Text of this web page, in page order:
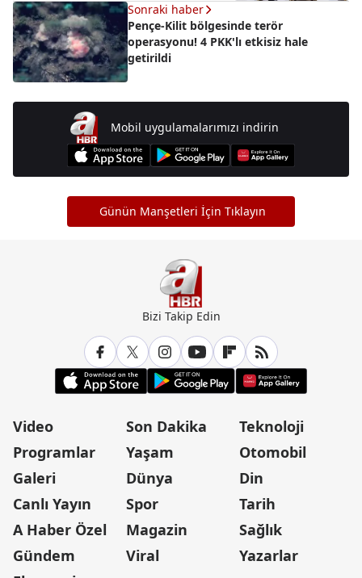
Sonraki haber
Pençe-Kilit bölgesinde terör
operasyonu! 4 PKK'lı etkisiz hale
getirildi
Mobil uygulamalarımızı indirin
Günün Manşetleri İçin Tıklayın
Bizi Takip Edin
Video
Programlar
Galeri
Canlı Yayın
A Haber Özel
Gündem
Son Dakika
Yaşam
Dünya
Spor
Magazin
Viral
Teknoloji
Otomobil
Din
Tarih
Sağlık
Yazarlar